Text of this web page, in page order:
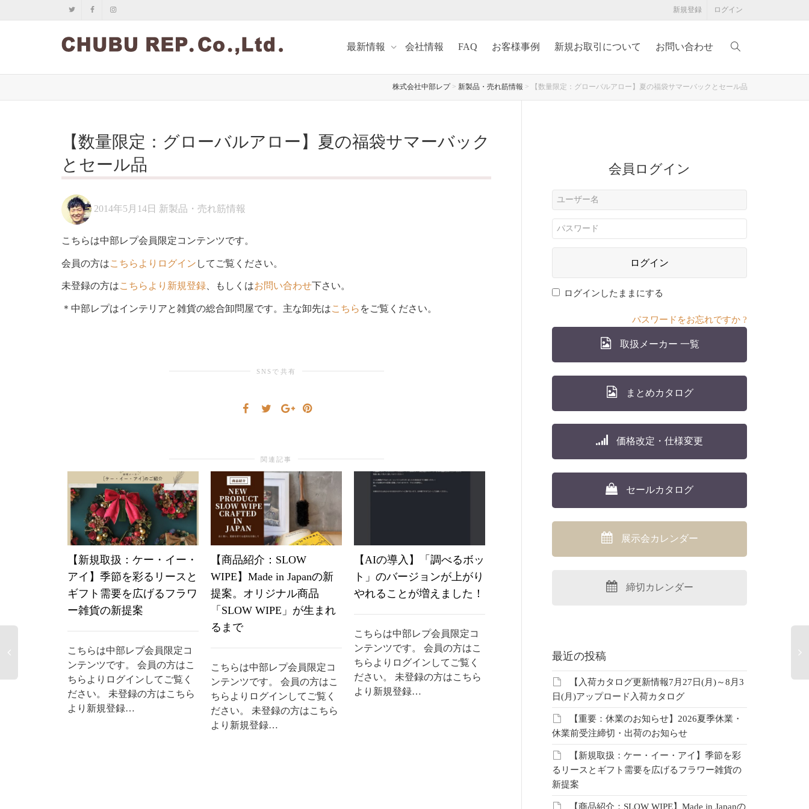
新規登録 ログイン
最新情報 会社情報 FAQ お客様事例 新規お取引について お問い合わせ
株式会社中部レプ> 新製品・売れ筋情報 > 【数量限定：グローバルアロー】夏の福袋サマーバックとセール品
【数量限定：グローバルアロー】夏の福袋サマーバック
とセール品
2014年5月14日 新製品・売れ筋情報
こちらは中部レプ会員限定コンテンツです。
会員の方はこちらよりログイン してご覧ください。
未登録の方はこちらより新規登録 、もしくはお問い合わせ下さい。
＊中部レプはインテリアと雑貨の総合卸問屋です。主な卸先はこちら をご覧ください。
SNSで共有
関連記事
【新規取扱：ケー・イー・
アイ】季節を彩るリースと
ギフト需要を広げるフラワ
ー雑貨の新提案
こちらは中部レプ会員限定コ
ンテンツです。 会員の方はこ
ちらよりログインしてご覧く
ださい。 未登録の方はこちら
より新規登録…
【商品紹介：SLOW
WIPE】Made in Japanの新
提案。オリジナル商品
「SLOW WIPE」が生まれ
るまで
こちらは中部レプ会員限定コ
ンテンツです。 会員の方はこ
ちらよりログインしてご覧く
ださい。 未登録の方はこちら
より新規登録…
【AIの導入】「調べるボッ
ト」のバージョンが上がり
やれることが増えました！
こちらは中部レプ会員限定コ
ンテンツです。 会員の方はこ
ちらよりログインしてご覧く
ださい。 未登録の方はこちら
より新規登録…
《なかなか改善している》
くらい改善されているのか
こちらは中部レプ会員限定コ
ンテンツです。 会員の方はこ
ちらよりログインしてご覧く
ださい。 未登録の方はこちら
より新規登録…
【まとめ資料：お正月
月雑貨カタログ特集
ださい。 未登録の方はこちら
より新規登録…
ン
だ
会員ログイン
ログイン
ログインしたままにする
パスワードをお忘れですか ?
取扱メーカー 一覧
まとめカタログ
価格改定・仕様変更
セールカタログ
展示会カレンダー
締切カレンダー
最近の投稿
【入荷カタログ更新情報7月27日(月)～8月3
日(月)アップロード入荷カタログ
【重要：休業のお知らせ】2026夏季休業・
休業前受注締切・出荷のお知らせ
【新規取扱：ケー・イー・アイ】季節を彩
るリースとギフト需要を広げるフラワー雑貨の
新提案
【商品紹介：SLOW WIPE】Made in Japanの